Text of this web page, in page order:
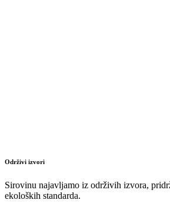
Održivi izvori
Sirovinu najavljamo iz održivih izvora,
ekoloških standarda.